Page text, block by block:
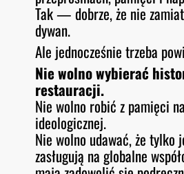
Tak — dobrze, że nie
dywan.
Ale jednocześnie trzeba
Nie wolno wybierać
restauracji.
Nie wolno robić z pamięci
ideologicznej.
Nie wolno udawać, że tylko
zasługują na globalne